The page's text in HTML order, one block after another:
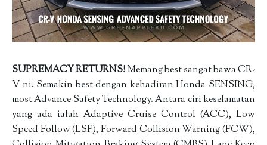
SUPREMACY RETURNS! Memang best sangat bawa CR-
V ni. Semakin best dengan kehadiran Honda SENSING,
most Advance Safety Technology. Antara ciri keselamatan
yang ada ialah Adaptive Cruise Control (ACC), Low
Speed Follow (LSF), Forward Collision Warning (FCW),